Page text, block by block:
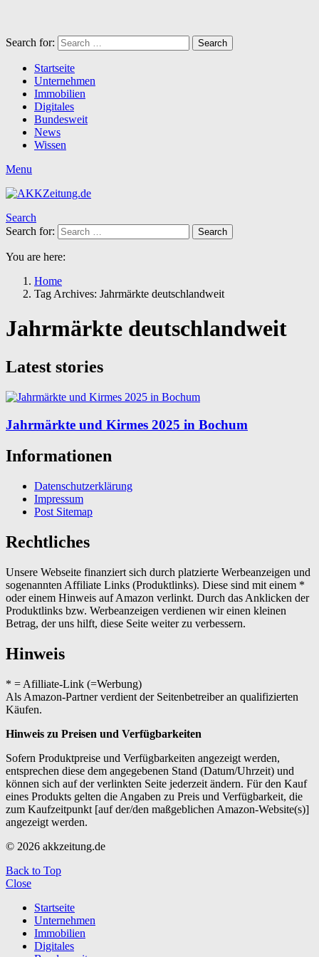
Search for: Search
Startseite
Unternehmen
Immobilien
Digitales
Bundesweit
News
Wissen
Menu
Search
Search for:
Search
You are here:
Home
Tag Archives: Jahrmärkte deutschlandweit
Jahrmärkte deutschlandweit
Latest stories
Jahrmärkte und Kirmes 2025 in Bochum
Informationen
Datenschutzerklärung
Impressum
Post Sitemap
Rechtliches
Unsere Webseite finanziert sich durch platzierte Werbeanzeigen und
sogenannten Affiliate Links (Produktlinks). Diese sind mit einem *
oder einem Hinweis auf Amazon verlinkt. Durch das Anklicken der
Produktlinks bzw. Werbeanzeigen verdienen wir einen kleinen
Betrag, der uns hilft, diese Seite weiter zu verbessern.
Hinweis
* = Afilliate-Link (=Werbung)
Als Amazon-Partner verdient der Seitenbetreiber an qualifizierten
Käufen.
Hinweis zu Preisen und Verfügbarkeiten
Sofern Produktpreise und Verfügbarkeiten angezeigt werden,
entsprechen diese dem angegebenen Stand (Datum/Uhrzeit) und
können sich auf der verlinkten Seite jederzeit ändern. Für den Kauf
eines Produkts gelten die Angaben zu Preis und Verfügbarkeit, die
zum Kaufzeitpunkt [auf der/den maßgeblichen Amazon-Website(s)]
angezeigt werden.
© 2026 akkzeitung.de
Back to Top
Close
Startseite
Unternehmen
Immobilien
Digitales